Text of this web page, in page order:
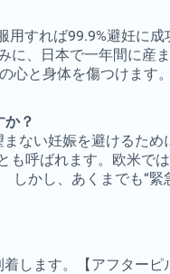
用すれば99.9%避妊
、日本で一年間に
と身体を傷つけます
か？
ない妊娠を避けるた
呼ばれます。欧米
しかし、あくまでも“
します。【アフター